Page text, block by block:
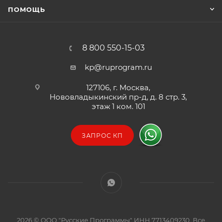
ПОМОЩЬ
8 800 550-15-03
kp@ruprogram.ru
127106, г. Москва,
Нововладыкинский пр-д, д. 8 стр. 3,
этаж 1 ком. 101
ЗАПРОС КП
2026 © ООО "Русские Программы" ИНН 7713409230. Все